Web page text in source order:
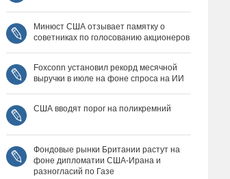
Минюст США отзывает памятку о
советниках по голосованию акционеров
Foxconn установил рекорд месячной
выручки в июле на фоне спроса на ИИ
США вводят порог на поликремний
Фондовые рынки Британии растут на
фоне дипломатии США‑Ирана и
разногласий по Газе